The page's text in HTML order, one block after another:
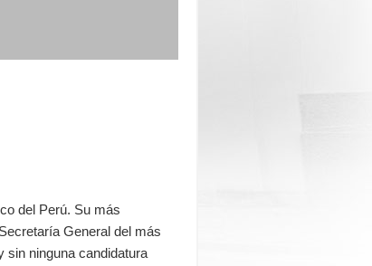
del Perú. Su más
General del más
sin ninguna candidatura